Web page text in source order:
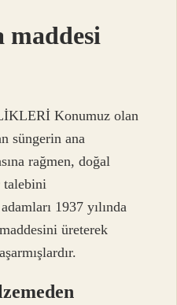
maddesi
Konumuz olan
süngerin ana
rağmen, doğal
talebini
1937 yılında
üreterek